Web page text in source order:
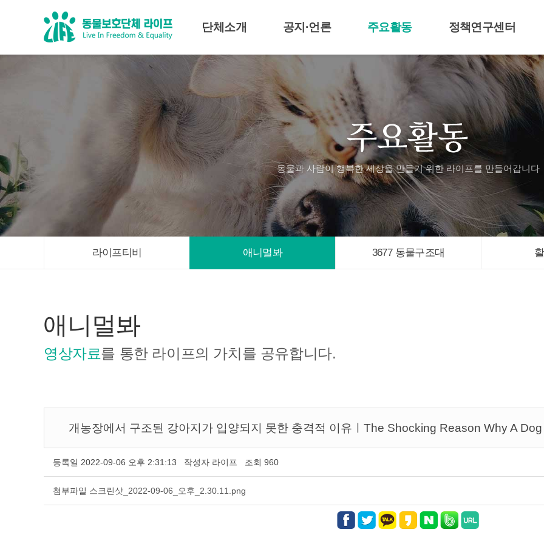
단체소개
미션·비전
대표인사말
임원진
공지·언론
공지 및 보도자료
주요활동
3677 동물구조대
입양신청
정책연구센터
센터알림
동물과 사람이 행복한 세상을 만들기 위한 라이프를 만들어갑니다
라이프티비 애니멀봐 3677 동물구조대
애니멀봐
영상자료를 통한 라이프의 가치를 공유합니다.
개농장에서 구조된 강아지가 입양되지 못한 충격적 이유ㅣThe Shocking Reason Why A
등록일 2022-09-06 오후 2:31:13 작성자 라이프 조회 960
첨부파일 스크린샷_2022-09-06_오후_2.30.11.png